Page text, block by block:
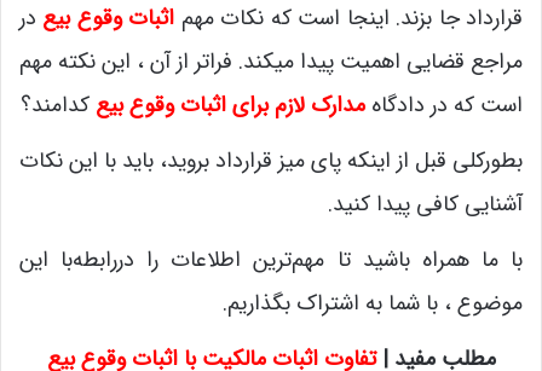
قرارداد جا بزند. اینجا است که نکات مهم اثبات وقوع بیع در
مراجع قضایی اهمیت پیدا میکند. فراتر از آن ، این نکته مهم
است که در دادگاه مدارک لازم برای اثبات وقوع بیع کدامند؟
بطورکلی قبل از اینکه پای میز قرارداد بروید، باید با این نکات
آشنایی کافی پیدا کنید.
با ما همراه باشید تا مهم‌ترین اطلاعات را دررابطه‌با این
موضوع ، با شما به اشتراک بگذاریم.
مطلب مفید |تفاوت اثبات مالکیت با اثبات وقوع بیع